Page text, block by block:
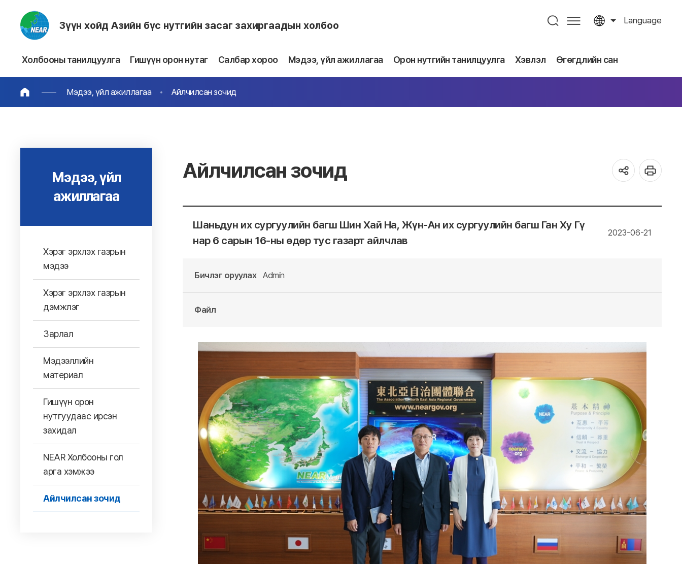
Зүүн хойд Азийн бүс нутгийн засаг захиргаадын холбоо Language
Холбооны танилцуулга Гишүүн орон нутаг Салбар хороо Мэдээ, үйл ажиллагаа Орон нутгийн танилцуулга Хэвлэл Өгөгдлийн сан
Мэдээ, үйл ажиллагаа Айлчилсан зочид
Мэдээ, үйл
ажиллагаа
Хэрэг эрхлэх газрын
мэдээ
Хэрэг эрхлэх газрын
дэмжлэг
Зарлал
Мэдээллийн
материал
Гишүүн орон
нутгуудаас ирсэн
захидал
NEAR Холбооны гол
арга хэмжээ
Айлчилсан зочид
Айлчилсан зочид
Шаньдун их сургуулийн багш Шин Хай На, Жүн-Ан их сургуулийн багш Ган Ху Гү
нар 6 сарын 16-ны өдөр тус газарт айлчлав
2023-06-21
Бичлэг оруулах Admin
Файл